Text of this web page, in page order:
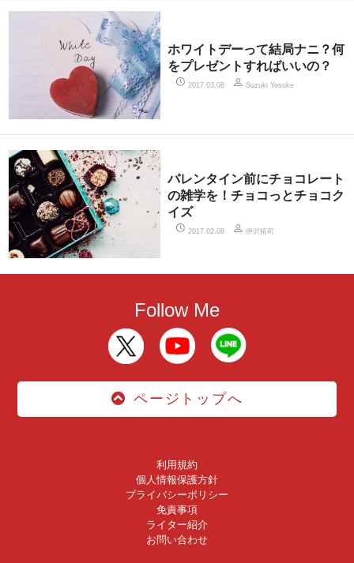
ホワイトデーって結局ナニ？何
をプレゼントすればいいの？
2017.03.08 Suzuki Yosuke
バレンタイン前にチョコレート
の雑学を！チョコっとチョコク
イズ
2017.02.08 伊沢拓司
Follow Me
ページトップへ
利用規約
個人情報保護方針
プライバシーポリシー
免責事項
ライター紹介
お問い合わせ